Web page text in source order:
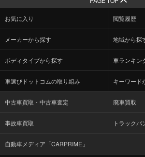
お気に入り 閲覧履歴
メーカーから探す 地域から探
ボディタイプから探す 車ランキン
車選びドットコムの取り組み キーワード
中古車買取・中古車査定 廃車買取
事故車買取 トラックバ
自動車メディア「CARPRIME」